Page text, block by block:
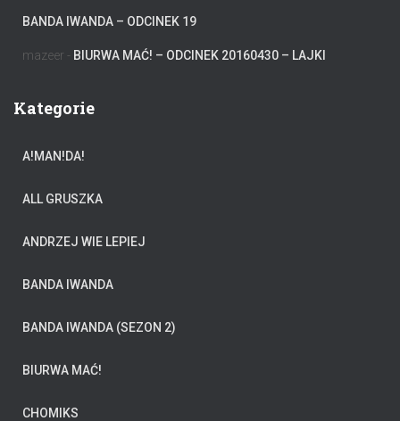
BANDA IWANDA – ODCINEK 19
mazeer - BIURWA MAĆ! – ODCINEK 20160430 – LAJKI
Kategorie
A!MAN!DA!
ALL GRUSZKA
ANDRZEJ WIE LEPIEJ
BANDA IWANDA
BANDA IWANDA (SEZON 2)
BIURWA MAĆ!
CHOMIKS